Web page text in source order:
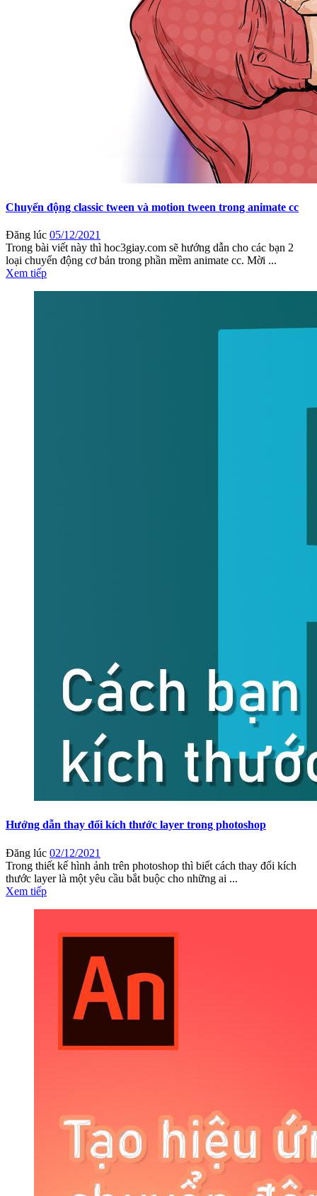
Chuyển động classic tween và motion tween trong animate cc
Đăng lúc 05/12/2021
Trong bài viết này thì hoc3giay.com sẽ hướng dẫn cho các bạn 2
loại chuyển động cơ bản trong phần mềm animate cc. Mời ...
Xem tiếp
Hướng dẫn thay đổi kích thước layer trong photoshop
Đăng lúc 02/12/2021
Trong thiết kế hình ảnh trên photoshop thì biết cách thay đổi kích
thước layer là một yêu cầu bắt buộc cho những ai ...
Xem tiếp